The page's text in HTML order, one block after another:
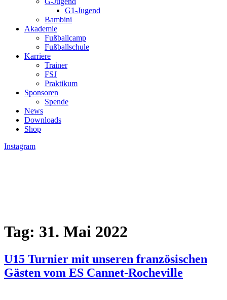
G1-Jugend
Bambini
Akademie
Fußballcamp
Fußballschule
Karriere
Trainer
FSJ
Praktikum
Sponsoren
Spende
News
Downloads
Shop
Instagram
Tag: 31. Mai 2022
U15 Turnier mit unseren französischen
Gästen vom ES Cannet-Rocheville